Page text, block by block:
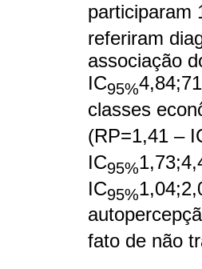
participaram
referiram
associação
IC95%
classes
(RP=1,41 –
IC95%
IC95%
fato de não